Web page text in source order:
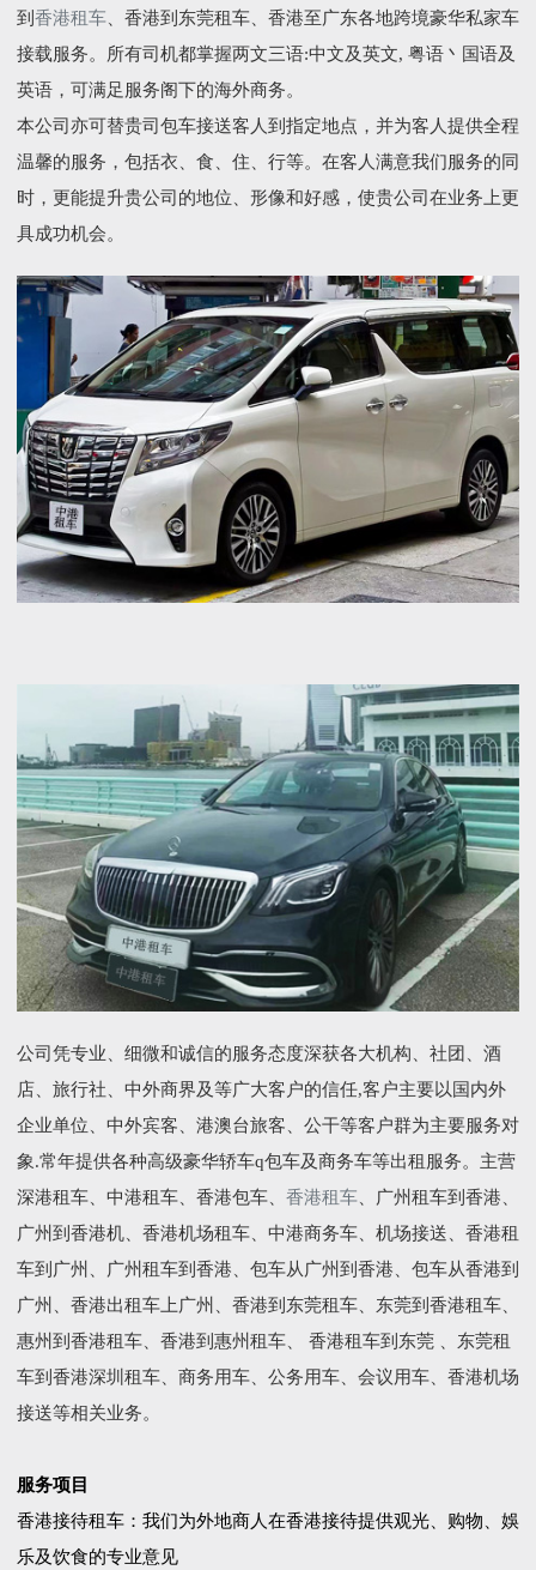
到 香港租车、香港到东莞租车、香港至广东各地跨境豪华私家车
接载服务。所有司机都掌握两文三语:中文及英文, 粤语丶国语及
英语，可满足服务阁下的海外商务。
本公司亦可替贵司包车接送客人到指定地点，并为客人提供全程
温馨的服务，包括衣、食、住、行等。在客人满意我们服务的同
时，更能提升贵公司的地位、形像和好感，使贵公司在业务上更
具成功机会。
公司凭专业、细微和诚信的服务态度深获各大机构、社团、酒
店、旅行社、中外商界及等广大客户的信任,客户主要以国内外
企业单位、中外宾客、港澳台旅客、公干等客户群为主要服务对
象.常年提供各种高级豪华轿车q包车及商务车等出租服务。主营
深港租车、中港租车、香港包车、 香港租车、广州租车到香港、
广州到香港机、香港机场租车、中港商务车、机场接送、香港租
车到广州、广州租车到香港、包车从广州到香港、包车从香港到
广州、香港出租车上广州、香港到东莞租车、东莞到香港租车、
惠州到香港租车、香港到惠州租车、 香港租车到东莞 、东莞租
车到香港深圳租车、商务用车、公务用车、会议用车、香港机场
接送等相关业务。
服务项目
香港接待租车：我们为外地商人在香港接待提供观光、购物、娛
乐及饮食的专业意见